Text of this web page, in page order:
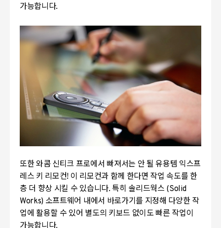
가능합니다.
또한 와콤 신티크 프로에서 빠져서는 안 될 유용템 익스프
레스 키 리모컨! 이 리모컨과 함께 한다면 작업 속도를 한
층 더 향상 시킬 수 있습니다. 특히 솔리드웍스 (Solid
Works) 소프트웨어 내에서 바로가기를 지정해 다양한 작
업에 활용할 수 있어 별도의 키보드 없이도 빠른 작업이
가능합니다.